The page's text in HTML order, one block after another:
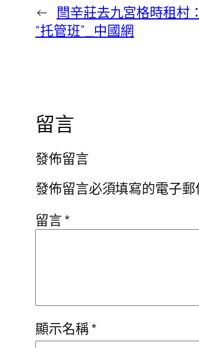
← 閆辛莊去九宮格時租村
“托管班”_中國網
留言
發佈留言
發佈留言必須填寫的電子郵
留言*
顯示名稱*